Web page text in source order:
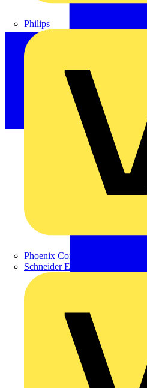
Philips
Phoenix Contact
Schneider Electric